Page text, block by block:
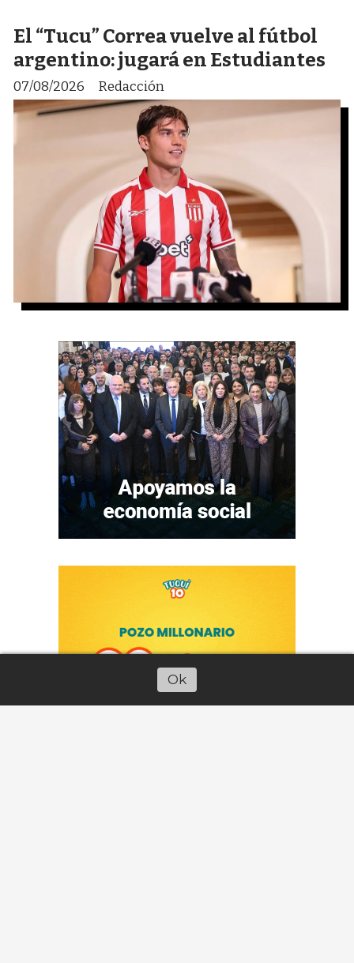
El “Tucu” Correa vuelve al fútbol
argentino: jugará en Estudiantes
Redacción
07/08/2026
Ok